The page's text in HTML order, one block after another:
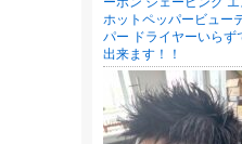
ホットペッパービュー
パー ドライヤーいらず
出来ます！！